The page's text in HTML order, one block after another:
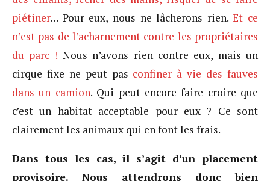
piétiner… Pour eux, nous ne lâcherons rien.Et ce
n’est pas de l’acharnement contre les propriétaires
du parc ! Nous n’avons rien contre eux, mais un
cirque fixe ne peut pas confiner à vie des fauves
dans un camion. Qui peut encore faire croire que
c’est un habitat acceptable pour eux ? Ce sont
clairement les animaux qui en font les frais.
Dans tous les cas, il s’agit d’un placement
provisoire. Nous attendrons donc bien